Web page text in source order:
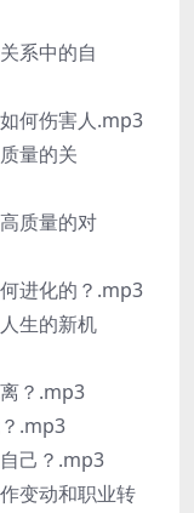
系中的自
何伤害人.mp3
量的关
质量的对
进化的？.mp3
生的新机
？.mp3
.mp3
己？.mp3
变动和职业转